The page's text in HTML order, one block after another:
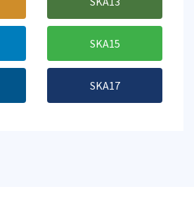
SKA15
SKA17